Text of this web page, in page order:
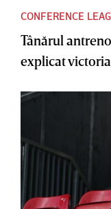
CONFERENCE
Tânărul
explicat